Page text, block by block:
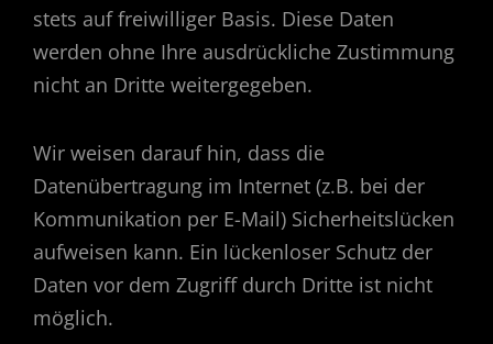
stets auf freiwilliger Basis. Diese Daten
werden ohne Ihre ausdrückliche Zustimmung
nicht an Dritte weitergegeben.
Wir weisen darauf hin, dass die
Datenübertragung im Internet (z.B. bei der
Kommunikation per E-Mail) Sicherheitslücken
aufweisen kann. Ein lückenloser Schutz der
Daten vor dem Zugriff durch Dritte ist nicht
möglich.